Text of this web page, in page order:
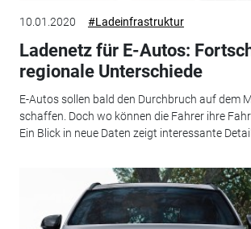
10.01.2020 #Ladeinfrastruktur
Ladenetz für E-Autos:
regionale Unterschiede
E-Autos sollen bald den Durchbruch auf dem
schaffen. Doch wo können die Fahrer ihre
Ein Blick in neue Daten zeigt interessante